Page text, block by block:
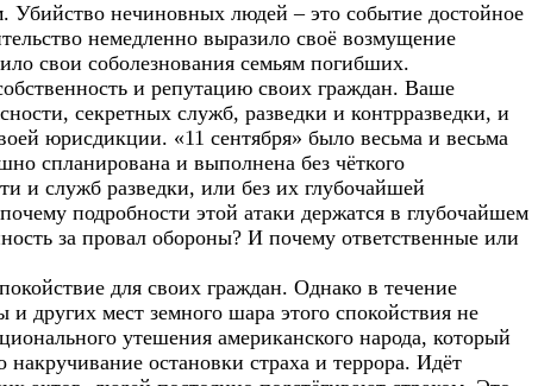
нечиновных людей – это событие достойное
немедленно выразило своё возмущение
свои соболезнования семьям погибших.
и репутацию своих граждан. Ваше
секретных служб, разведки и контрразведки, и
юрисдикции. «11 сентября» было весьма и весьма
спланирована и выполнена без чёткого
и служб разведки, или без их глубочайшей
подробности этой атаки держатся в глубочайшем
за провал обороны? И почему ответственные или
для своих граждан. Однако в течение
других мест земного шара этого спокойствия не
утешения американского народа, который
накручивание остановки страха и террора. Идёт